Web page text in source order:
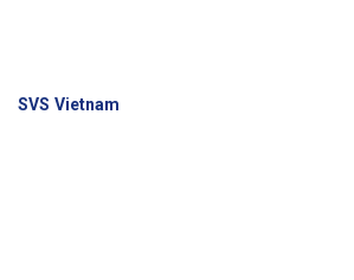
SVS Vietnam